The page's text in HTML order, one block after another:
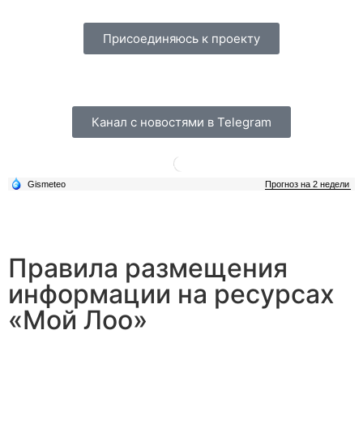
Присоединяюсь к проекту
Канал с новостями в Telegram
Правила размещения
информации на ресурсах
«Мой Лоо»